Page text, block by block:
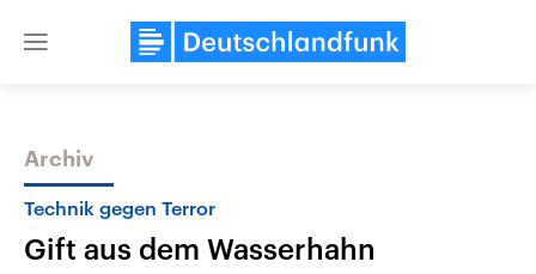
Close
Themen
Archiv
Technik gegen Terror
Gift aus dem Wasserhahn